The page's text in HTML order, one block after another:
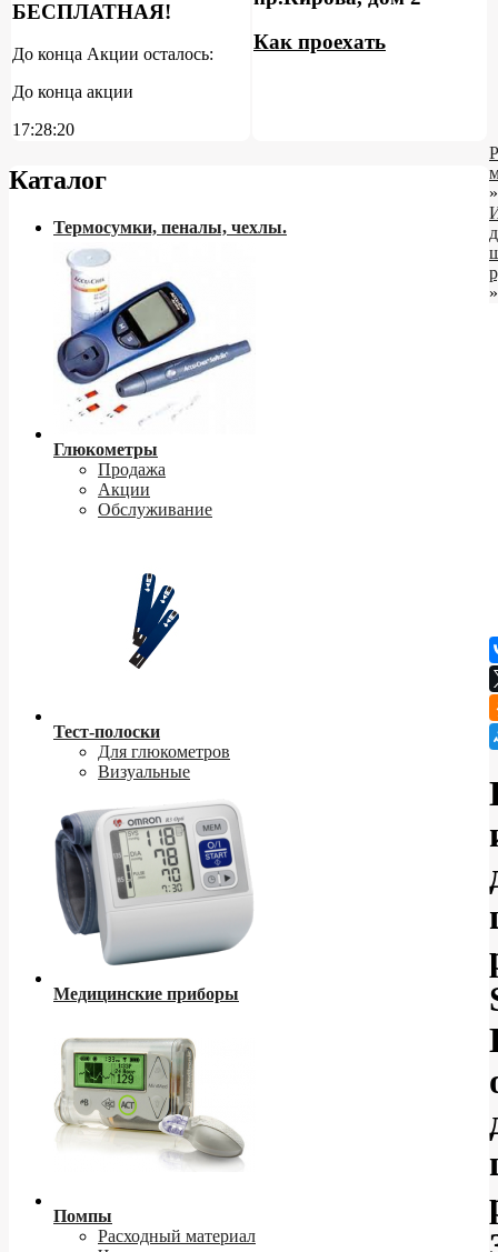
БЕСПЛАТНАЯ!
До конца Акции осталось:
До конца акции
17:28:19
Как проехать
Каталог
Термосумки, пеналы, чехлы.
Глюкометры
Продажа
Акции
Обслуживание
Тест-полоски
Для глюкометров
Визуальные
Медицинские приборы
Помпы
Расходный материал
»
»